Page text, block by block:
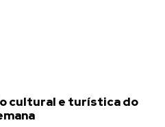
cultural e turística do